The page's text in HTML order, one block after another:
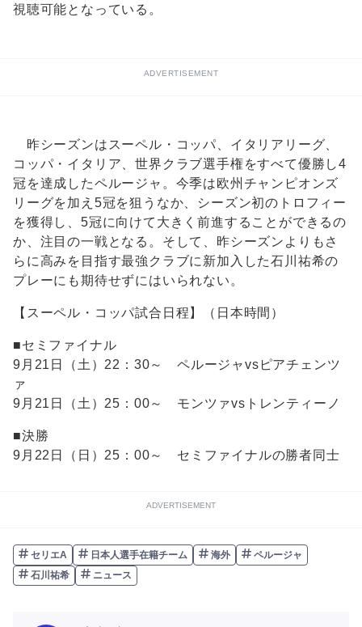
視聴可能となっている。
ADVERTISEMENT
昨シーズンはスーペル・コッパ、イタリアリーグ、
コッパ・イタリア、世界クラブ選手権をすべて優勝し4
冠を達成したペルージャ。今季は欧州チャンピオンズ
リーグを加え5冠を狙うなか、シーズン初のトロフィー
を獲得し、5冠に向けて大きく前進することができるの
か、注目の一戦となる。そして、昨シーズンよりもさ
らに高みを目指す最強クラブに新加入した石川祐希の
プレーにも期待せずにはいられない。
【スーペル・コッパ試合日程】（日本時間）
■セミファイナル
9月21日（土）22：30～ ペルージャvsピアチェンツ
ァ
9月21日（土）25：00～ モンツァvsトレンティーノ
■決勝
9月22日（日）25：00～ セミファイナルの勝者同士
ADVERTISEMENT
セリエA 日本人選手在籍チーム 海外
ペルージャ
石川祐希
ニュース